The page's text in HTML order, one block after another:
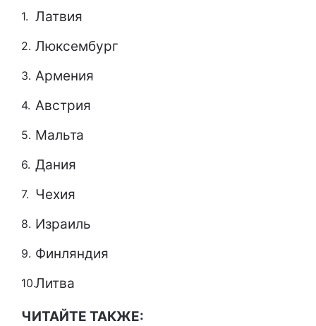
Латвия
Люксембург
Армения
Австрия
Мальта
Дания
Чехия
Израиль
Финляндия
Литва
ЧИТАЙТЕ ТАКЖЕ: